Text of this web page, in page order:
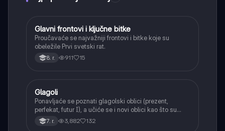
Istorija
Glavni frontovi i ključne bitke
Proučavaće se najvažniji frontovi i bitke koje su
obeležile Prvi svetski rat.
8. r. 911 15
Srpski jezik
Glagoli
Ponavljaće se poznati glagolski oblici (prezent,
perfekat, futur I), a učiće se i novi oblici kao što su
aorist, imperfekat, pluskvamperfekat, futur II, kao i
glagolski prilozi i pridevi.
7. r. 3,882 132